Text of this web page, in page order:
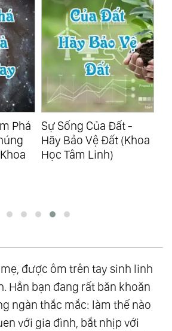
Phá
Sự Sống Của Đất -
Hãy Bảo Vệ Đất (Khoa
Học Tâm Linh)
được ôm trên tay sinh linh
Hẳn bạn đang rất băn khoăn
ngàn thắc mắc: làm thế nào
với gia đình, bắt nhịp với